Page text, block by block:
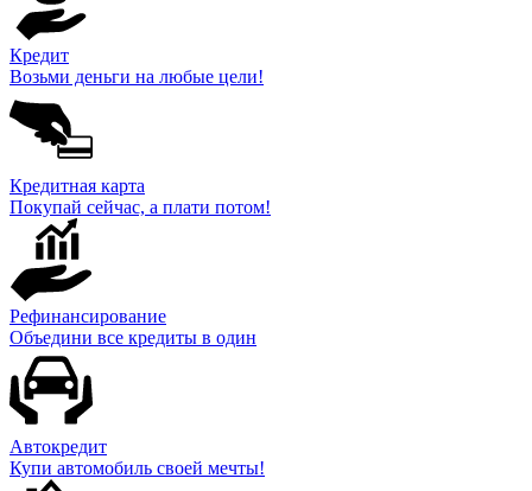
Кредит
Возьми деньги на любые цели!
Кредитная карта
Покупай сейчас, а плати потом!
Рефинансирование
Объедини все кредиты в один
Автокредит
Купи автомобиль своей мечты!